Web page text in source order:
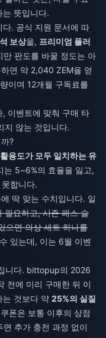
는 뜻입니다.
. 공식 지원 문서에 따
보상을, 프리미엄 플러
만 판도를 바꿀 정도는 아
면 약 2,040 ZEM을 얻
이며 12개월 구독료를
이벤트에 맞춰 구매 타
지 않는 것입니다.
?
용도가 모두 일치하는 유
는 5~6%의 효율을 잃고,
합니다.
딱 맞는 수치입니다. 일
필요하고, 시즌 패스 슬
으면 의상 세트 하나를
있는데, 이는 6월 이벤
니다. bittopup의 2026
전에 미리 구매한 뒤 이
는 것보다 약 25%의 실질
폰은 보통 이후의 상점
추가 충전 과정 없이